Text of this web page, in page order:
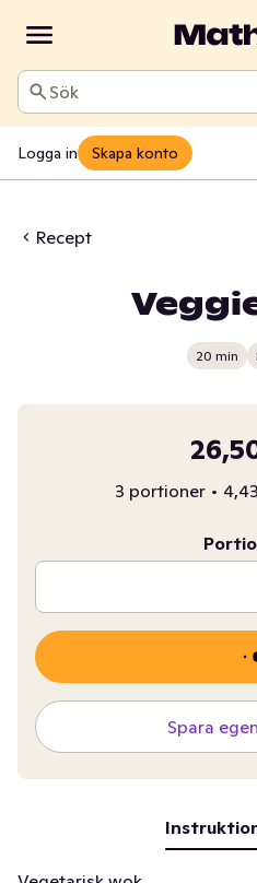
Sök
Logga in Skapa konto
Recept
20 min
3 portioner •
Spara